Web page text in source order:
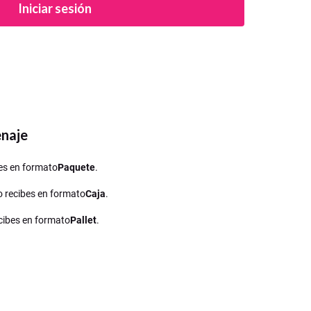
Iniciar sesión
en formatoPaquete.
recibes en formatoCaja.
en formatoPallet.